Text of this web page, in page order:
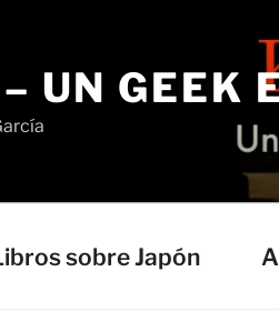
UN GEEK
sobre Japón